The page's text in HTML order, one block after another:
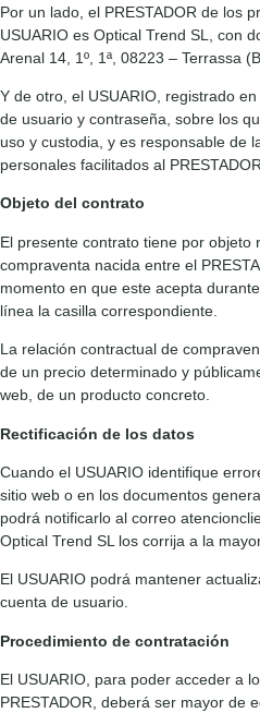
Por un lado, el PRESTADOR de los
USUARIO es Optical Trend SL, con
Arenal 14, 1º, 1ª, 08223 – Terrassa
Y de otro, el USUARIO, registrado
de usuario y contraseña, sobre los
uso y custodia, y es responsable de
personales facilitados al PRESTADOR.
Objeto del contrato
El presente contrato tiene por
compraventa nacida entre el
momento en que este acepta
línea la casilla correspondiente.
La relación contractual de
de un precio determinado y
web, de un producto concreto.
Rectificación de los datos
Cuando el USUARIO identifique
sitio web o en los documentos
podrá notificarlo al correo
Optical Trend SL los corrija a la
El USUARIO podrá mantener
cuenta de usuario.
Procedimiento de contratación
El USUARIO, para poder acceder a
PRESTADOR, deberá ser mayor de